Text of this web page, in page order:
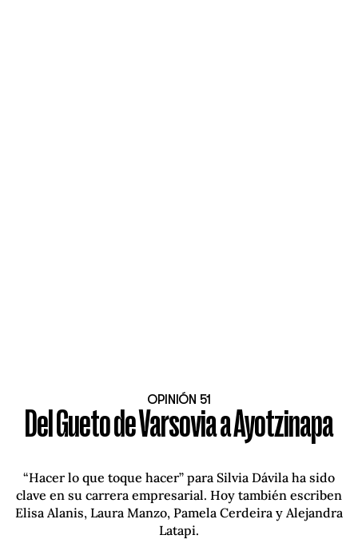
OPINIÓN 51
Del Gueto de Varsovia a Ayotzinapa
“Hacer lo que toque hacer” para Silvia Dávila ha sido
clave en su carrera empresarial. Hoy también escriben
Elisa Alanis, Laura Manzo, Pamela Cerdeira y Alejandra
Latapi.